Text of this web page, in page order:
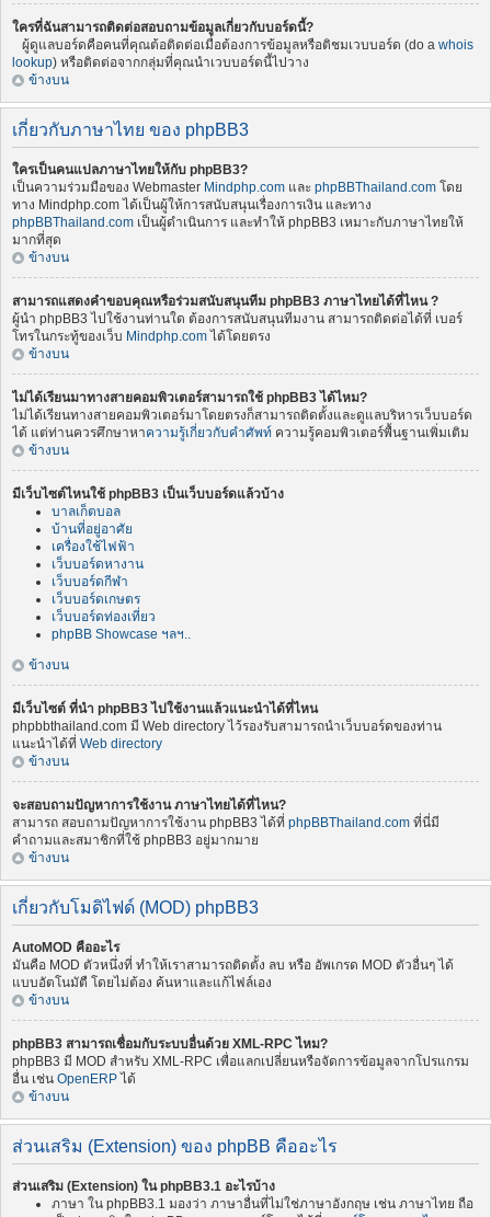
ใครที่ฉันสามารถติดต่อสอบถามข้อมูลเกี่ยวกับบอร์ดนี้?
ผู้ดูแลบอร์ดคือคนที่คุณต้อติดต่อเมื่อต้องการข้อมูลหรือติชมเวบบอร์ด (do a whois
lookup) หรือติดต่อจากกลุ่มที่คุณนำเวบบอร์ดนี้ไปวาง
ข้างบน
เกี่ยวกับภาษาไทย ของ phpBB3
ใครเป็นคนแปลภาษาไทยให้กับ phpBB3?
เป็นความร่วมมือของ Webmaster Mindphp.com และ phpBBThailand.com โดย
ทาง Mindphp.com ได้เป็นผู้ให้การสนับสนุนเรื่องการเงิน และทาง
phpBBThailand.com เป็นผู้ดำเนินการ และทำให้ phpBB3 เหมาะกับภาษาไทยให้
มากที่สุด
ข้างบน
สามารถแสดงคำขอบคุณหรือร่วมสนับสนุนทีม phpBB3 ภาษาไทยได้ที่ไหน ?
ผู้นำ phpBB3 ไปใช้งานท่านใด ต้องการสนับสนุนทีมงาน สามารถติดต่อได้ที่ เบอร์
โทรในกระทู้ของเว็บ Mindphp.com ได้โดยตรง
ข้างบน
ไม่ได้เรียนมาทางสายคอมพิวเตอร์สามารถใช้ phpBB3 ได้ไหม?
ไม่ได้เรียนทางสายคอมพิวเตอร์มาโดยตรงก็สามารถติดตั้งและดูแลบริหารเว็บบอร์ด
ได้ แต่ท่านควรศึกษาหาความรู้เกี่ยวกับคำศัพท์ ความรู้คอมพิวเตอร์พื้นฐานเพิ่มเติม
ข้างบน
มีเว็บไซต์ไหนใช้ phpBB3 เป็นเว็บบอร์ดแล้วบ้าง
บาลเก็ตบอล
บ้านที่อยู่อาศัย
เครื่องใช้ไฟฟ้า
เว็บบอร์ดหางาน
เว็บบอร์ดกีฬา
เว็บบอร์ดเกษตร
เว็บบอร์ดท่องเที่ยว
phpBB Showcase ฯลฯ..
ข้างบน
มีเว็บไซต์ ที่นำ phpBB3 ไปใช้งานแล้วแนะนำได้ที่ไหน
phpbbthailand.com มี Web directory ไว้รองรับสามารถนำเว็บบอร์ดของท่าน
แนะนำได้ที่ Web directory
ข้างบน
จะสอบถามปัญหาการใช้งาน ภาษาไทยได้ที่ไหน?
สามารถ สอบถามปัญหาการใช้งาน phpBB3 ได้ที่ phpBBThailand.com ที่นี่มี
คำถามและสมาชิกที่ใช้ phpBB3 อยู่มากมาย
ข้างบน
เกี่ยวกับโมดิไฟด์ (MOD) phpBB3
AutoMOD คืออะไร
มันคือ MOD ตัวหนึ่งที่ ทำให้เราสามารถติดตั้ง ลบ หรือ อัพเกรด MOD ตัวอื่นๆ ได้
แบบอัตโนมัตื โดยไม่ต้อง ค้นหาและแก้ไฟล์เอง
ข้างบน
phpBB3 สามารถเชื่อมกับระบบอื่นด้วย XML-RPC ไหม?
phpBB3 มี MOD สำหรับ XML-RPC เพื่อแลกเปลี่ยนหรือจัดการข้อมูลจากโปรแกรม
อื่น เช่น OpenERP ได้
ข้างบน
ส่วนเสริม (Extension) ของ phpBB คืออะไร
ส่วนเสริม (Extension) ใน phpBB3.1 อะไรบ้าง
ภาษา ใน phpBB3.1 มองว่า ภาษาอื่นที่ไม่ใช่ภาษาอังกฤษ เช่น ภาษาไทย ถือ